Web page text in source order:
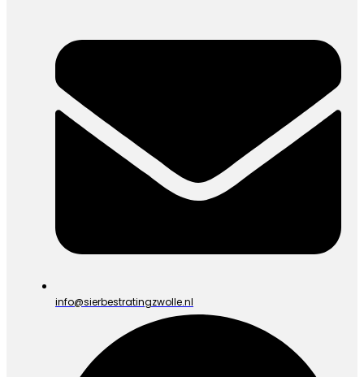
info@sierbestratingzwolle.nl